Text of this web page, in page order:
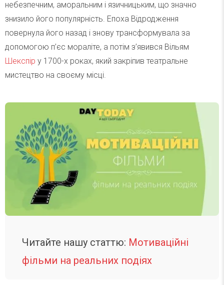
небезпечним, аморальним і язичницьким, що значно
знизило його популярність. Епоха Відродження
повернула його назад і знову трансформувала за
допомогою п’єс мораліте, а потім з’явився Вільям
Шекспір у 1700-х роках, який закріпив театральне
мистецтво на своєму місці.
Читайте нашу статтю: Мотиваційні
фільми на реальних подіях